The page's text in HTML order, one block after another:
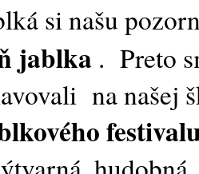
sinašu
jablka . Preto
na našej